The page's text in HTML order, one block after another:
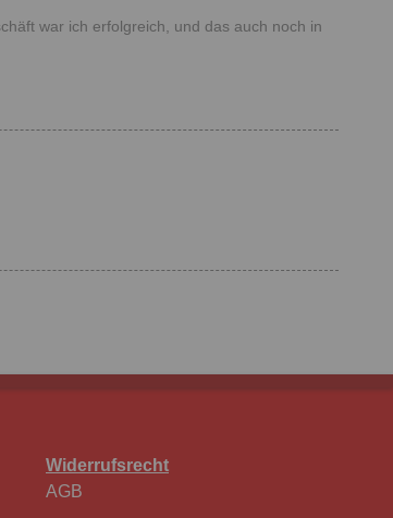
war ich erfolgreich, und das auch noch in
Widerrufsrecht
AGB